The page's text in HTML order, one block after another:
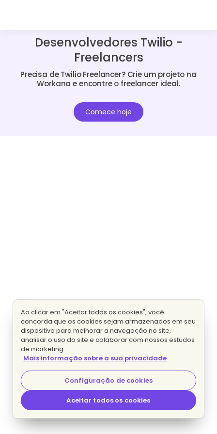
Desenvolvedores Twilio -
Freelancers
Precisa de Twilio Freelancer? Crie um projeto na
Workana e encontre o freelancer ideal.
Comece hoje
Ao clicar em "Aceitar todos os cookies", você
concorda que os cookies sejam armazenados em seu
dispositivo para melhorar a navegação no site,
analisar o uso do site e colaborar com nossos estudos
de marketing.
Mais informação sobre a sua privacidade
Configuração de cookies
Aceitar todos os cookies